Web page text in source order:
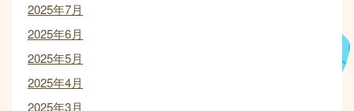
2025年7月
2025年6月
2025年5月
2025年4月
2025年3月